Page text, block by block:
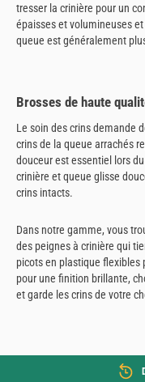
tresser la crinière pour un
épaisses et volumineuses
queue est généralement
Brosses de haute
Le soin des crins demande
crins de la queue arrachés
douceur est essentiel lors
crinière et queue glisse
crins intacts.
Dans notre gamme, vous
des peignes à crinière qui
picots en plastique flexibles
pour une finition brillante,
et garde les crins de votre